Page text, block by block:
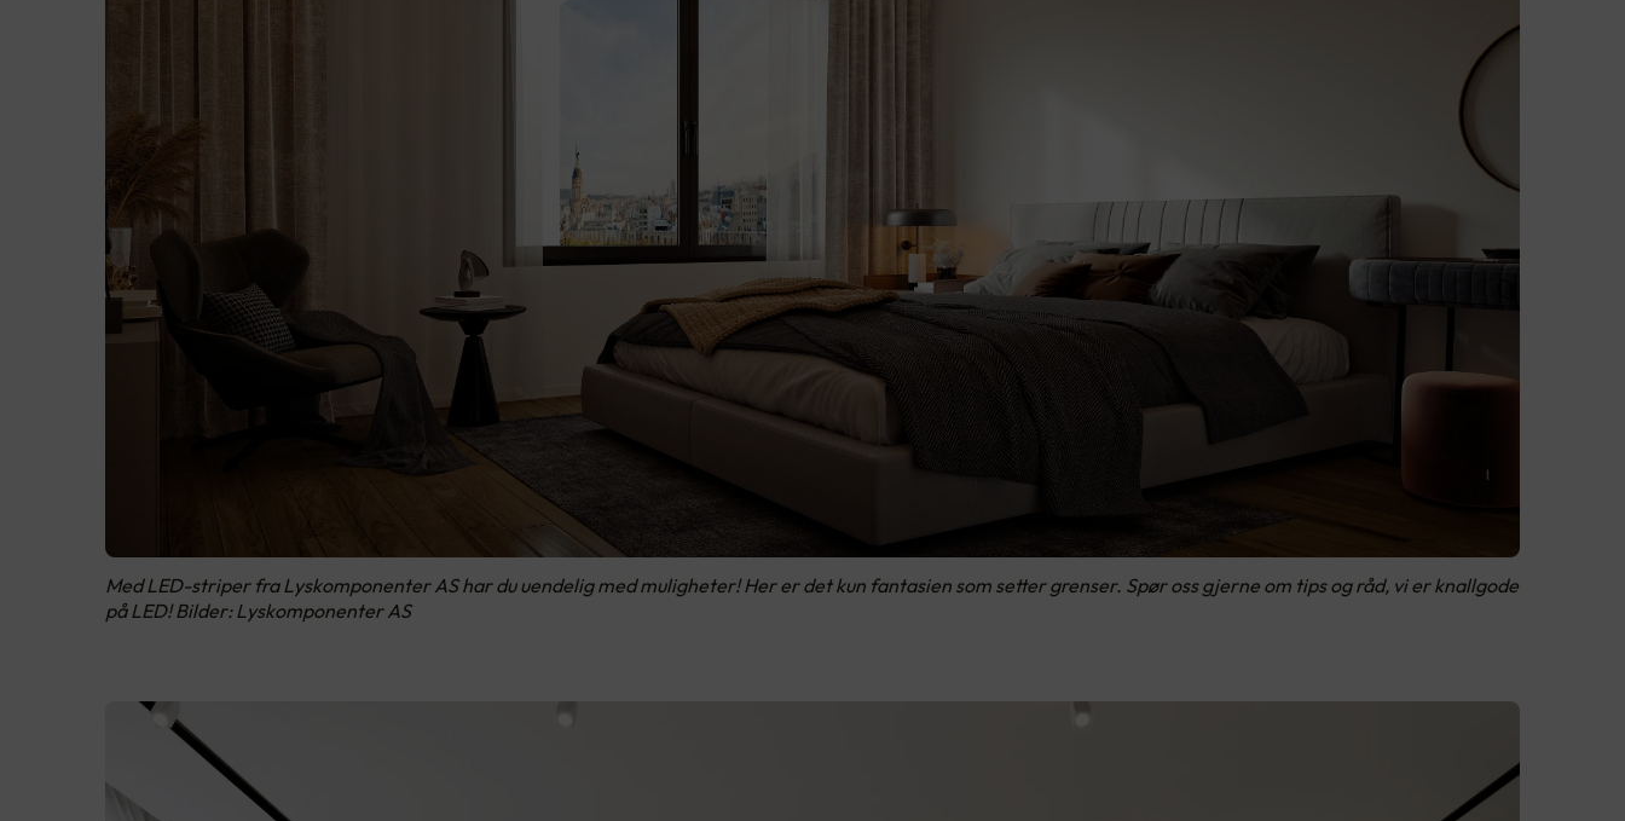
Med LED-striper fra Lyskomponenter AS har du uendelig med muligheter! Her er det kun fantasien som setter grenser. Spør oss gjerne om tips og råd, vi er knallgode
på LED! Bilder: Lyskomponenter AS